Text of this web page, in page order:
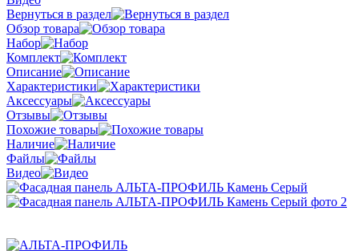
Вернуться в раздел
Обзор товара
Набор
Комплект
Описание
Характеристики
Аксессуары
Отзывы
Похожие товары
Наличие
Файлы
Видео